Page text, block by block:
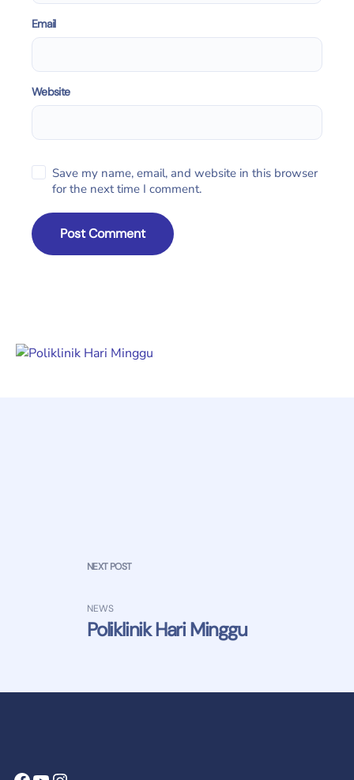
Email
Website
Save my name, email, and website in this browser
for the next time I comment.
NEXT POST
NEWS
Poliklinik Hari Minggu